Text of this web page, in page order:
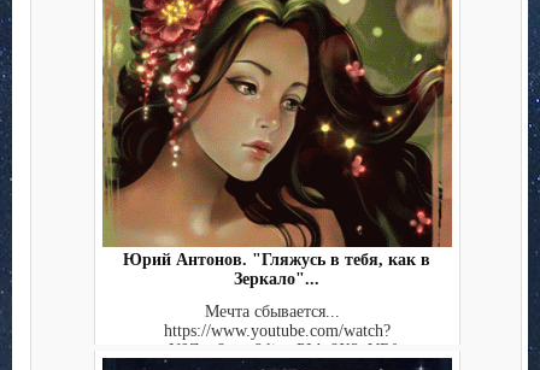
Юрий Антонов. "Гляжусь в тебя, как в
Зеркало"...
Мечта сбывается...
https://www.youtube.com/watch?
v=gN9Znu8zr_s&list=PLbt8X2_VRf...